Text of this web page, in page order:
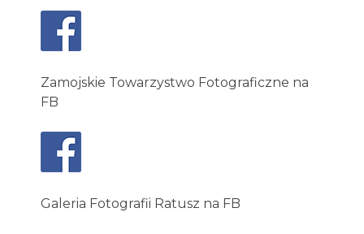
Zamojskie Towarzystwo Fotograficzne na
FB
Galeria Fotografii Ratusz na FB